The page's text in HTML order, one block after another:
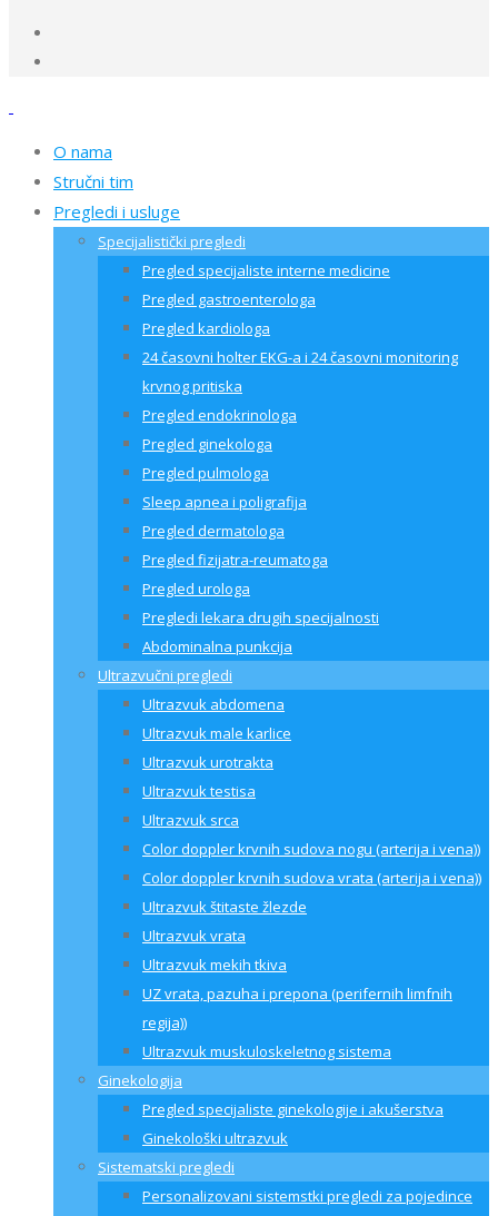
O nama
Stručni tim
Pregledi i usluge
Specijalistički pregledi
Pregled specijaliste interne medicine
Pregled gastroenterologa
Pregled kardiologa
24 časovni holter EKG-a i 24 časovni monitoring
krvnog pritiska
Pregled endokrinologa
Pregled ginekologa
Pregled pulmologa
Sleep apnea i poligrafija
Pregled dermatologa
Pregled fizijatra-reumatoga
Pregled urologa
Pregledi lekara drugih specijalnosti
Abdominalna punkcija
Ultrazvučni pregledi
Ultrazvuk abdomena
Ultrazvuk male karlice
Ultrazvuk urotrakta
Ultrazvuk testisa
Ultrazvuk srca
Color doppler krvnih sudova nogu (arterija i vena))
Color doppler krvnih sudova vrata (arterija i vena))
Ultrazvuk štitaste žlezde
Ultrazvuk vrata
Ultrazvuk mekih tkiva
UZ vrata, pazuha i prepona (perifernih limfnih
regija))
Ultrazvuk muskuloskeletnog sistema
Ginekologija
Pregled specijaliste ginekologije i akušerstva
Ginekološki ultrazvuk
Sistematski pregledi
Personalizovani sistemstki pregledi za pojedince